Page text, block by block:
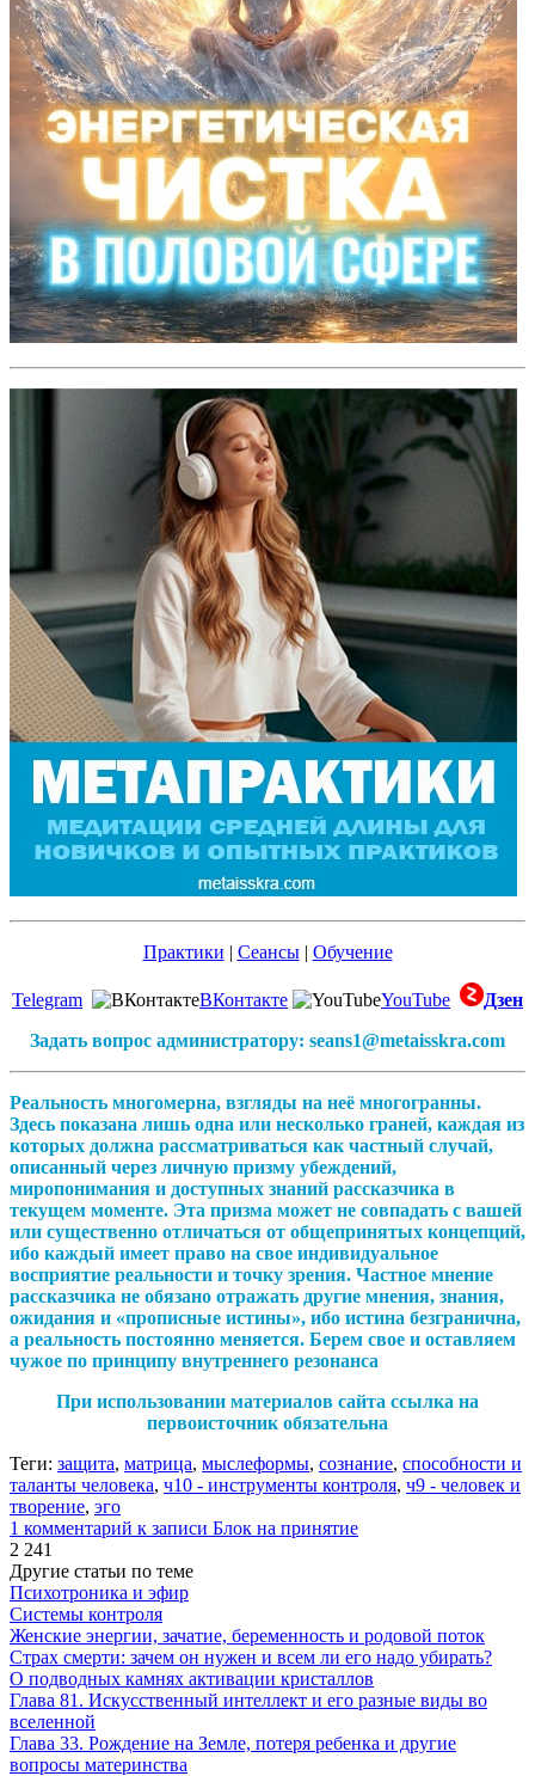
Практики | Сеансы| Обучение
Telegram ВКонтакте YouTube
Дзен
Задать вопрос администратору: seans1@metaisskra.com
Реальность многомерна, взгляды на неё многогранны.
Здесь показана лишь одна или несколько граней, каждая из
которых должна рассматриваться как частный случай,
описанный через личную призму убеждений,
миропонимания и доступных знаний рассказчика в
текущем моменте. Эта призма может не совпадать с вашей
или существенно отличаться от общепринятых концепций,
ибо каждый имеет право на свое индивидуальное
восприятие реальности и точку зрения. Частное мнение
рассказчика не обязано отражать другие мнения, знания,
ожидания и «прописные истины», ибо истина безгранична,
а реальность постоянно меняется. Берем свое и оставляем
чужое по принципу внутреннего резонанса
При использовании материалов сайта ссылка на
первоисточник обязательна
Теги: защита, матрица, мыслеформы, сознание, способности и
таланты человека, ч10 - инструменты контроля, ч9 - человек и
творение, эго
1 комментарий к записи Блок на принятие
2 241
Другие статьи по теме
Психотроника и эфир
Системы контроля
Женские энергии, зачатие, беременность и родовой поток
Страх смерти: зачем он нужен и всем ли его надо убирать?
О подводных камнях активации кристаллов
Глава 81. Искусственный интеллект и его разные виды во
вселенной
Глава 33. Рождение на Земле, потеря ребенка и другие
вопросы материнства